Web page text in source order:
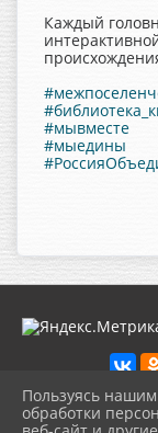
Каждый
#мывместе
#мыедины
Пользуясь
обработки